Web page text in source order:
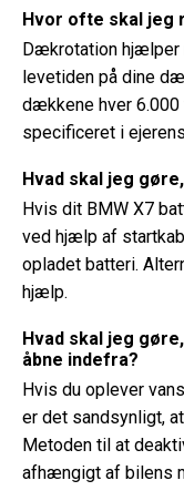
Hvor ofte skal jeg
Dækrotation
levetiden på dine
dækkene hver
specificeret i
Hvad skal jeg
Hvis dit BMW X7
ved hjælp af
opladet batteri.
hjælp.
Hvad skal jeg
åbne indefra?
Hvis du oplever
er det sandsynligt,
Metoden til at
afhængigt af bilens